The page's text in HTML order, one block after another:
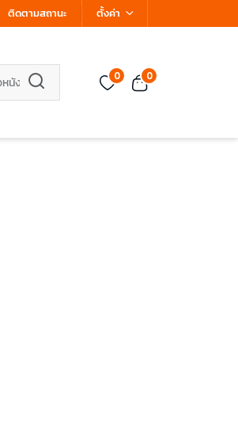
ติดตามสถานะ ตั้งค่า
0 0